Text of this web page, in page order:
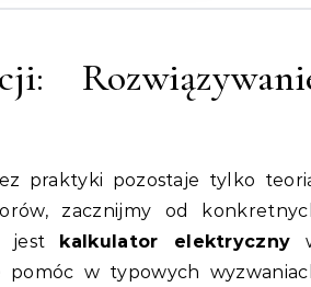
praktyki pozostaje tylko
zacznijmy od
jest kalkulator elektryczny
pomóc w typowych